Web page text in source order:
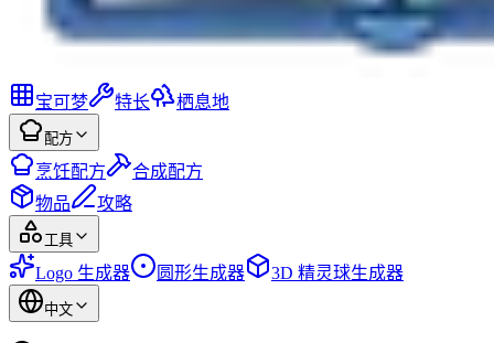
宝可梦 特长 栖息地
配方
烹饪配方
合成配方
物品
攻略
工具
Logo 生成器 圆形生成器 3D 精灵球生成器
中文